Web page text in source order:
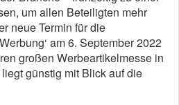
um allen Beteiligten mehr
neue Termin für die
am 6. September 2022
großen Werbeartikelmesse in
günstig mit Blick auf die